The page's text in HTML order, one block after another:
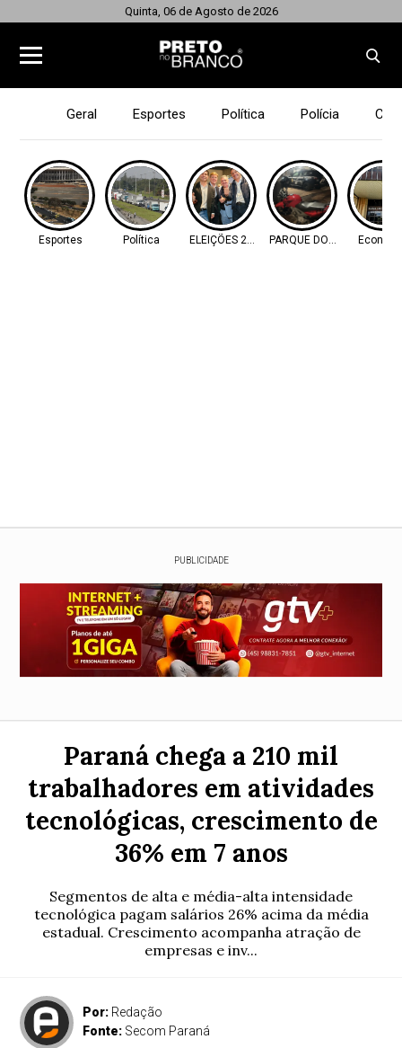
Quinta, 06 de Agosto de 2026
Geral Esportes Política Polícia
Esportes Política ELEIÇÕES 2026 PARQUE DOS IPÊS
PUBLICIDADE
Paraná chega a 210 mil
trabalhadores em atividades
tecnológicas, crescimento de
36% em 7 anos
Segmentos de alta e média-alta intensidade
tecnológica pagam salários 26% acima da média
estadual. Crescimento acompanha atração de
empresas e inv...
Por: Redação
Fonte: Secom Paraná